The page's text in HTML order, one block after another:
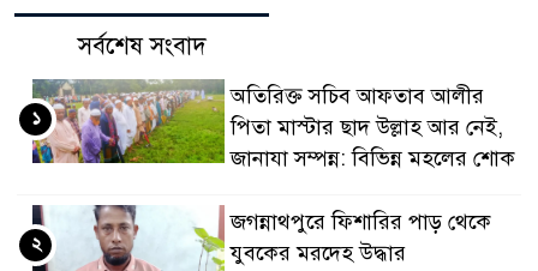
সর্বশেষ সংবাদ
অতিরিক্ত সচিব আফতাব আলীর
পিতা মাস্টার ছাদ উল্লাহ আর নেই,
জানাযা সম্পন্ন: বিভিন্ন মহলের শোক
১
জগন্নাথপুরে ফিশারির পাড় থেকে
যুবকের মরদেহ উদ্ধার
২